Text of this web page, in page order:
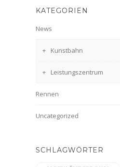
KATEGORIEN
News
Kunstbahn
Leistungszentrum
Rennen
Uncategorized
SCHLAGWÖRTER